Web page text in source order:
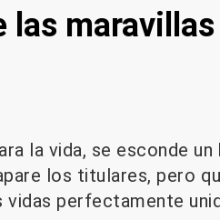
las
la vida, se esconde un
los titulares, pero
vidas perfectamente